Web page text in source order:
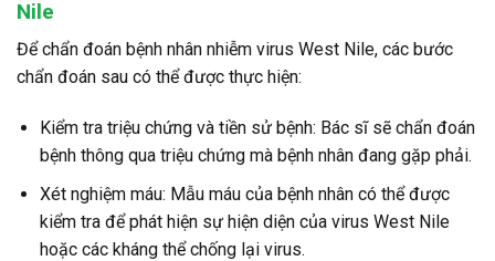
Nile
Để chẩn đoán bệnh nhân nhiễm virus West Nile, các bước
chẩn đoán sau có thể được thực hiện:
Kiểm tra triệu chứng và tiền sử bệnh: Bác sĩ sẽ chẩn đoán
bệnh thông qua triệu chứng mà bệnh nhân đang gặp phải.
Xét nghiệm máu: Mẫu máu của bệnh nhân có thể được
kiểm tra để phát hiện sự hiện diện của virus West Nile
hoặc các kháng thể chống lại virus.